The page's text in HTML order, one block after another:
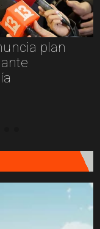
plan